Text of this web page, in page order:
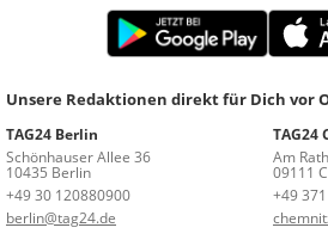
Unsere Redaktionen direkt für Dich vor
TAG24 Berlin
Schönhauser Allee 36
10435 Berlin
+49 30 120880900
berlin@tag24.de
TAG24
Am
09111
+49